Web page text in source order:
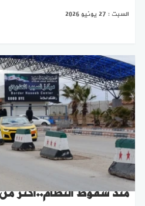
السبت : 27 يونيو 2026